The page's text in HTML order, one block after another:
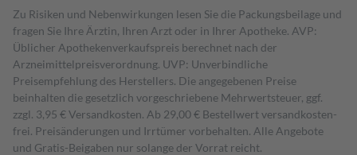
Zu Risiken und Nebenwirkungen lesen Sie die Packungsbeilage und
fragen Sie Ihre Ärztin, Ihren Arzt oder in Ihrer Apotheke. AVP:
Üblicher Apothekenverkaufspreis berechnet nach der
Arzneimittelpreisverordnung. UVP: Unverbindliche
Preisempfehlung des Herstellers. Die angegebenen Preise
beinhalten die gesetzlich vorgeschriebene Mehrwertsteuer, ggf.
zzgl. 3,95 € Versandkosten. Ab 29,00 € Bestell­wert versand­kosten­
frei. Preisänderungen und Irrtümer vorbehalten. Alle Angebote
und Gratis-Beigaben nur solange der Vorrat reicht.